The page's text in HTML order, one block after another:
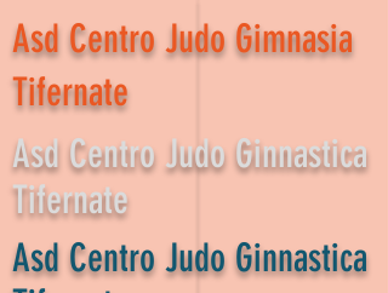
Asd Centro Judo Gimnasia
Tifernate
Asd Centro Judo Ginnastica
Tifernate
Asd Centro Judo Ginnastica